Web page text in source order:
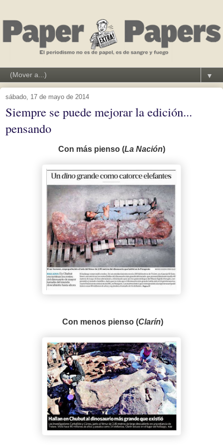
▼
sábado, 17 de mayo de 2014
Siempre se puede mejorar la edición...
pensando
Con más pienso (La Nación)
Con menos pienso (Clarín)